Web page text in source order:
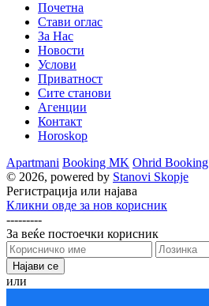
Почетна
Стави оглас
За Нас
Новости
Услови
Приватност
Сите станови
Агенции
Контакт
Horoskop
Apartmani Booking MK Ohrid Booking
© 2026, powered by Stanovi Skopje
Регистрација или најава
Кликни овде за нов корисник
---------
За веќе постоечки корисник
или